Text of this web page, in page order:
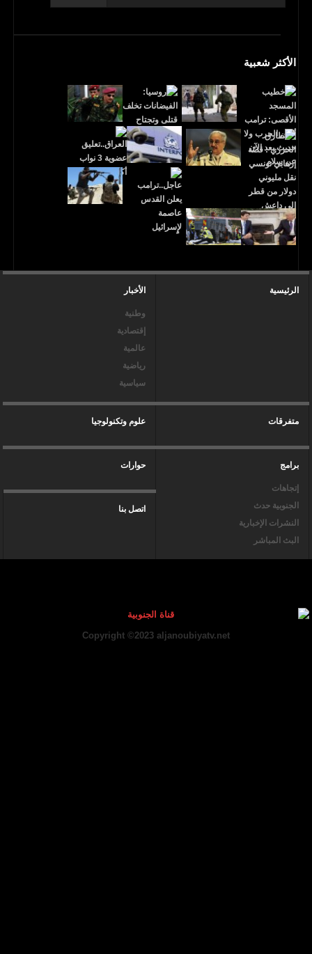
الأكثر شعبية
الرئيسية الأخبار
وطنية
إقتصادية
عالمية
رياضية
سياسية
متفرقات علوم وتكنولوجيا
برامج
إتجاهات
الجنوبية حدث
النشرات الإخبارية
البث المباشر
حوارات
اتصل بنا
Copyright ©2023 aljanoubiyatv.net